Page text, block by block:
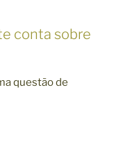
conta sobre
questão de